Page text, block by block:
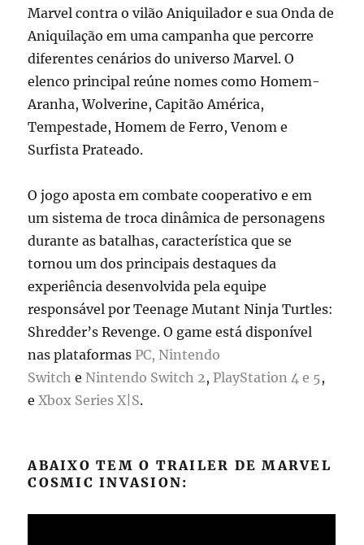
Marvel contra o vilão Aniquilador e sua Onda de
Aniquilação em uma campanha que percorre
diferentes cenários do universo Marvel. O
elenco principal reúne nomes como Homem-
Aranha, Wolverine, Capitão América,
Tempestade, Homem de Ferro, Venom e
Surfista Prateado.
O jogo aposta em combate cooperativo e em
um sistema de troca dinâmica de personagens
durante as batalhas, característica que se
tornou um dos principais destaques da
experiência desenvolvida pela equipe
responsável porTeenage Mutant Ninja Turtles:
Shredder’s Revenge. O game está disponível
nas plataformas PC, Nintendo
Switch e Nintendo Switch 2, PlayStation 4 e 5,
eXbox Series X|S.
ABAIXO TEM O TRAILER DEMARVEL
COSMIC INVASION: